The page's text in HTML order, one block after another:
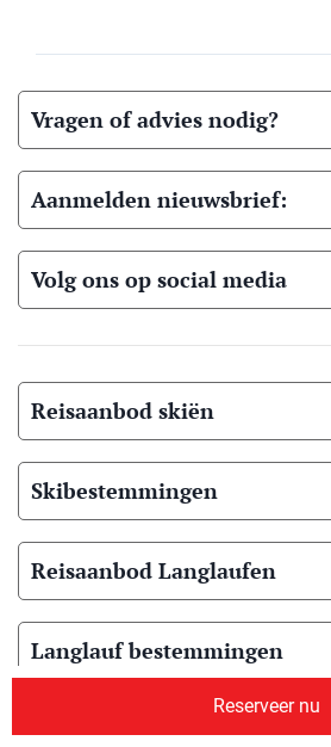
Reserveer nu
Vragen of advies nodig?
Aanmelden nieuwsbrief:
Volg ons op social media
Reisaanbod skiën
Skibestemmingen
Reisaanbod Langlaufen
Langlauf bestemmingen
Reisaanbod zomer